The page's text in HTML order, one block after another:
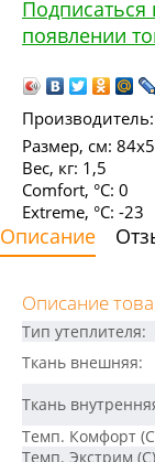
Подписаться
появлении
Производитель:
Размер, см:
Вес, кг: 1,5
Comfort, °С: 0
Extreme, °С: -23
Описание
Описание
Тип утеплителя:
Ткань внешняя:
Ткань
Темп. Комфорт
Темп. Экстрим